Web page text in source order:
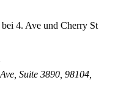
4. Ave und Cherry St
Suite 3890, 98104,